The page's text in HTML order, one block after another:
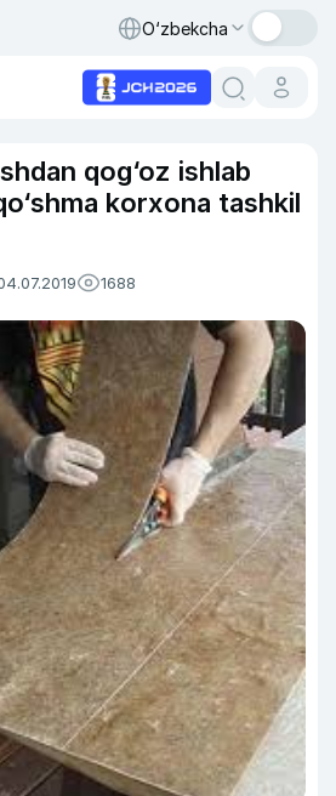
O‘zbekcha
qog‘oz ishlab
korxona tashkil
1688